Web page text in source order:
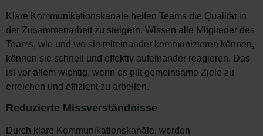
Klare Kommunikationskanäle helfen Teams die Qualität in
der Zusammenarbeit zu steigern. Wissen alle Mitglieder des
Teams, wie und wo sie miteinander kommunizieren können,
können sie schnell und effektiv aufeinander reagieren. Das
ist vor allem wichtig, wenn es gilt gemeinsame Ziele zu
erreichen und effizient zu arbeiten.
Reduzierte Missverständnisse
Durch klare Kommunikationskanäle, werden